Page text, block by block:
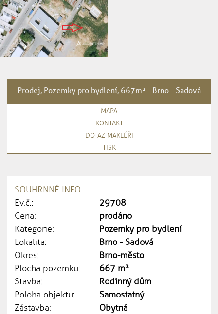
Prodej, Pozemky pro bydlení, 667m² - Brno - Sadová
MAPA
KONTAKT
DOTAZ MAKLÉŘI
TISK
SOUHRNNÉ INFO
Ev.č.:
29708
Cena:
prodáno
Kategorie:
Pozemky pro bydlení
Lokalita:
Brno - Sadová
Okres:
Brno-město
Plocha pozemku:
667 m²
Stavba:
Rodinný dům
Poloha objektu:
Samostatný
Zástavba:
Obytná